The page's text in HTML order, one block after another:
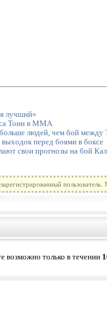
лучший»
Тони в ММА
людей, чем бой между
перед боями в боксе
свои прогнозы на бой
возможно только в течении